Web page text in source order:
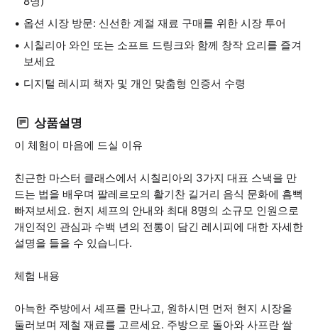
옵션 시장 방문: 신선한 계절 재료 구매를 위한 시장 투어
시칠리아 와인 또는 소프트 드링크와 함께 창작 요리를 즐겨
보세요
디지털 레시피 책자 및 개인 맞춤형 인증서 수령
상품설명
이 체험이 마음에 드실 이유
친근한 마스터 클래스에서 시칠리아의 3가지 대표 스낵을 만
드는 법을 배우며 팔레르모의 활기찬 길거리 음식 문화에 흠뻑
빠져보세요. 현지 셰프의 안내와 최대 8명의 소규모 인원으로
개인적인 관심과 수백 년의 전통이 담긴 레시피에 대한 자세한
설명을 들을 수 있습니다.
체험 내용
아늑한 주방에서 셰프를 만나고, 원하시면 먼저 현지 시장을
둘러보며 제철 재료를 고르세요. 주방으로 돌아와 사프란 쌀